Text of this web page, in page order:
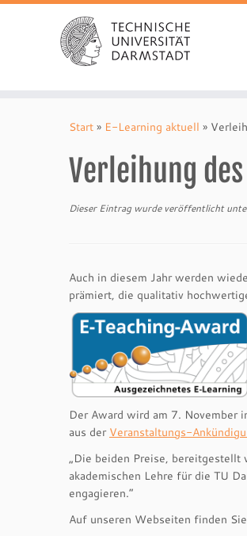
Start » E-Learning aktuell »
Verleihung
Dieser Eintrag wurde veröffentlicht
Auch in diesem Jahr werden
prämiert, die qualitativ
Der Award wird am 7. November
aus der Veranstaltungs-
„Die beiden Preise, bereitgestellt
akademischen Lehre für die TU
engagieren.“
Auf unseren Webseiten finden Sie